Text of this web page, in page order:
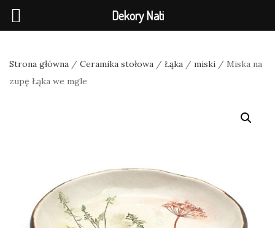
Strona główna / Ceramika stołowa / Łąka / miski / Miska na
zupę Łąka we mgle
Dekory Nati